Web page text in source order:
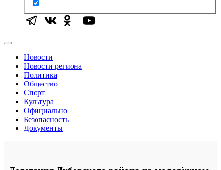
Новости
Новости региона
Политика
Общество
Спорт
Культура
Официально
Безопасность
Документы